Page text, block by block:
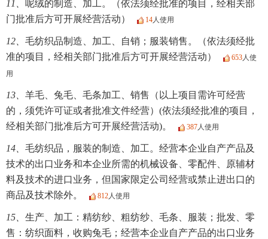
11、 呢绒的制造、加工。（依法须经批准的项目，经相关部
门批准后方可开展经营活动）
14人使用
12、 毛纺织品制造、加工、自销；服装销售。（依法须经批
准的项目，经相关部门批准后方可开展经营活动）
653人使
用
13、 羊毛、兔毛、毛条加工、销售（以上项目需许可经营
的，须凭许可证或者批准文件经营）(依法须经批准的项目，
经相关部门批准后方可开展经营活动)。
387人使用
14、 毛纺织品，服装的制造、加工。经营本企业自产产品及
技术的出口业务和本企业所需的机械设备、零配件、原辅材
料及技术的进口业务，但国家限定公司经营或禁止进出口的
商品及技术除外。
812人使用
15、 生产、加工：精纺纱、粗纺纱、毛条、服装；批发、零
售：纺织面料，收购兔毛；经营本企业自产产品的出口业务